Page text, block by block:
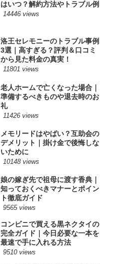
はいつ？解約方法やトラブル例
14446 views
洛王セレモニーのトラブル事例
3選｜高すぎる？評判＆口コミ
から見た料金の真実！
11801 views
老人ホームで亡くなった場合｜
準備するべきものや退去時のお
礼
11426 views
メモリードはやばい？互助会の
デメリット｜掛け金で後悔しな
いために
10148 views
娘の嫁ぎ先で祖母に渡す香典｜
知っておくべきマナーとポイン
ト徹底ガイド
9565 views
コンビニで買える黒ネクタイの
完全ガイド｜今日必要な一本を
最速で手に入れる方法
9510 views